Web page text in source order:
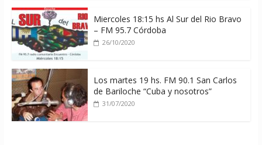
Miercoles 18:15 hs Al Sur del Rio Bravo
– FM 95.7 Córdoba
26/10/2020
Los martes 19 hs. FM 90.1 San Carlos
de Bariloche “Cuba y nosotros”
31/07/2020